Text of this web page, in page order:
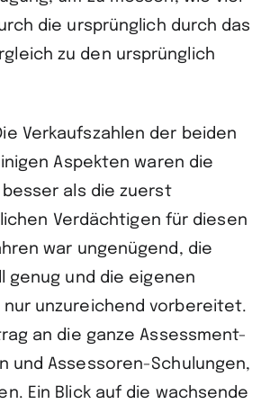
die ursprünglich durch das
zu den ursprünglich
Verkaufszahlen der beiden
Aspekten waren die
als die zuerst
Verdächtigen für diesen
war ungenügend, die
genug und die eigenen
unzureichend vorbereitet.
an die ganze Assessment-
und Assessoren-Schulungen,
Ein Blick auf die wachsende